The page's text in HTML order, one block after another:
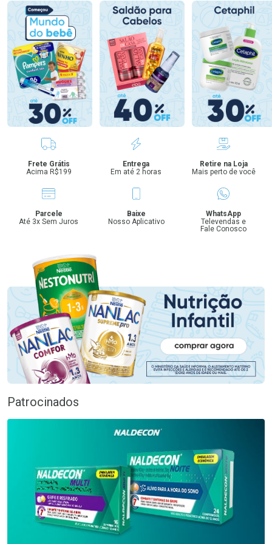
Benefícios
Frete Grátis
Acima R$199
Entrega
Em até 2 horas
Retire na Loja
Mais perto de você
Parcele
Até 3x Sem Juros
Baixe
Nosso Aplicativo
WhatsApp
Televendas e
Fale Conosco
Patrocinados